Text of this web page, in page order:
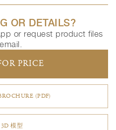
OR DETAILS?
or request product files
PRICE
(PDF)
3D 模型